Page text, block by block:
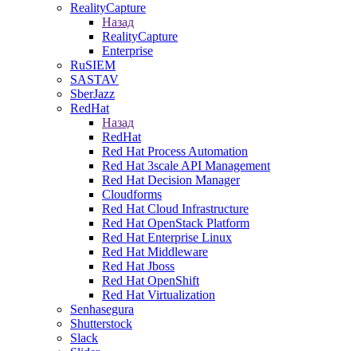
RealityCapture
Назад
RealityCapture
Enterprise
RuSIEM
SASTAV
SberJazz
RedHat
Назад
RedHat
Red Hat Process Automation
Red Hat 3scale API Management
Red Hat Decision Manager
Cloudforms
Red Hat Cloud Infrastructure
Red Hat OpenStack Platform
Red Hat Enterprise Linux
Red Hat Middleware
Red Hat Jboss
Red Hat OpenShift
Red Hat Virtualization
Senhasegura
Shutterstock
Slack